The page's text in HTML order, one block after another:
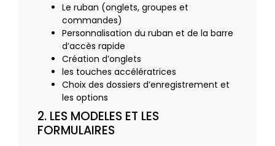
Le ruban (onglets, groupes et
commandes)
Personnalisation du ruban et de la barre
d’accès rapide
Création d’onglets
les touches accélératrices
Choix des dossiers d’enregistrement et
les options
2. LES MODELES ET LES
FORMULAIRES